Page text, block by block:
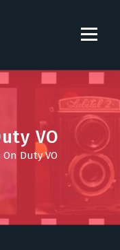
VO
Duty VO